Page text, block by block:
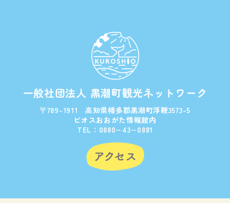
一般社団法人 黒潮町観光ネットワーク
〒789-1911 高知県幡多郡黒潮町浮鞭3573-5
ビオスおおがた情報館内
TEL：0880−43−0881